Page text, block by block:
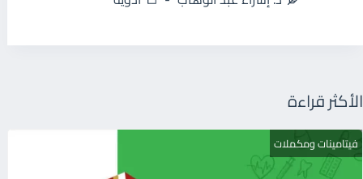
الأكثر قراءة
فيتامينات ومكملات